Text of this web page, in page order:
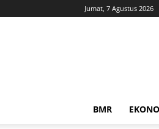
Jumat, 7 Agustus 2026
BMR